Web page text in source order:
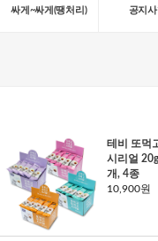
싸게~싸게(땡처리) 공지
테비 또먹
시리얼
개, 4종
10,900원